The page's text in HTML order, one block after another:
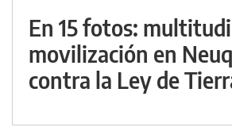
En 15 fotos:
movilización en
contra la Ley de